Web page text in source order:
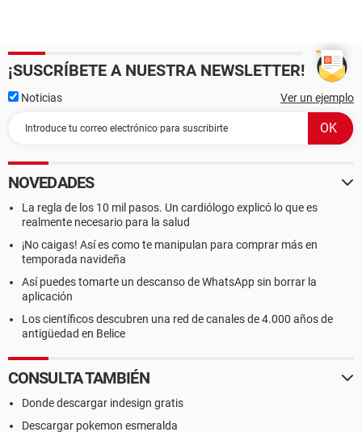
¡SUSCRÍBETE A NUESTRA NEWSLETTER!
Noticias Ver un ejemplo
NOVEDADES
La regla de los 10 mil pasos. Un cardiólogo explicó lo que es
realmente necesario para la salud
¡No caigas! Así es como te manipulan para comprar más en
temporada navideña
Así puedes tomarte un descanso de WhatsApp sin borrar la
aplicación
Los científicos descubren una red de canales de 4.000 años de
antigüedad en Belice
CONSULTA TAMBIÉN
Donde descargar indesign gratis
Descargar pokemon esmeralda